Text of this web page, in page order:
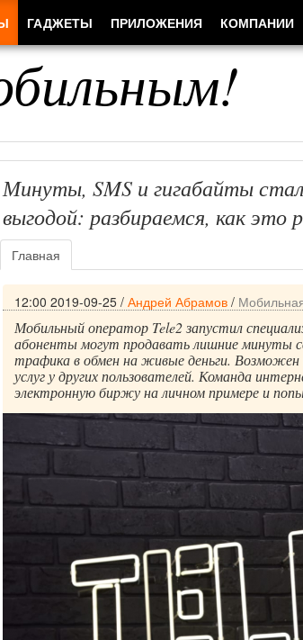
Минуты, SMS и гигабайты
выгодой: разбираемся, как это
Главная
12:00 2019-09-25 / Андрей Абрамов /
Мобильный оператор Tele2 запустил
абоненты могут продавать лишние минуты
трафика в обмен на живые деньги.
услуг у других пользователей. Команда
электронную биржу на личном примере и
ГАДЖЕТЫ ПРИЛОЖЕНИЯ КОМПАНИИ